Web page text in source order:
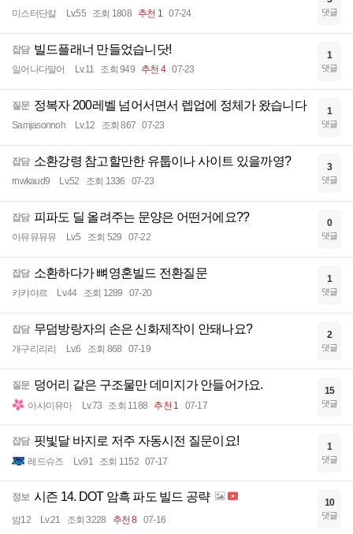
미스터단칼 Lv.55 조회 1808 추천 1 07-24 댓글
잡담 빌드플래너 만들었습니닷!
일어나다말어 Lv.11 조회 949 추천 4 07-23
1
댓글
질문 정복자 200레벨 넘어서면서 렙업에 정체가 왔습니다
Samjasonnoh Lv.12 조회 867 07-23
1
댓글
잡담 소환강령 참고할만한 유툽이나 사이트 있을까영?
rnwkaud9 Lv.52 조회 1336 07-23
3
댓글
잡담 피파도 딜 올려주는 문양은 어떤거에요??
아뮤뮤뮤뮤 Lv.5 조회 529 07-22
0
댓글
잡담 소환하다가 뼈영혼빌드 전환질문
캬캬야르 Lv.44 조회 1289 07-20
1
댓글
잡담 무덤방랑자의 손은 신화제작이 안돼나요?
개구리리리 Lv.6 조회 868 07-19
2
댓글
질문 덩어리 같은 구조물만 데미지가 안들어가요.
아사미유마 Lv.73 조회 1188 추천 1 07-17
15
댓글
잡담 핏빛달 바지로 저주 자동시전 질문이요!
레드슈즈 Lv.91 조회 1152 07-17
1
댓글
정보 시즌 14. DOT 암흑 파도 빌드 공략
밤12 Lv.21 조회 3228 추천 8 07-16
10
댓글